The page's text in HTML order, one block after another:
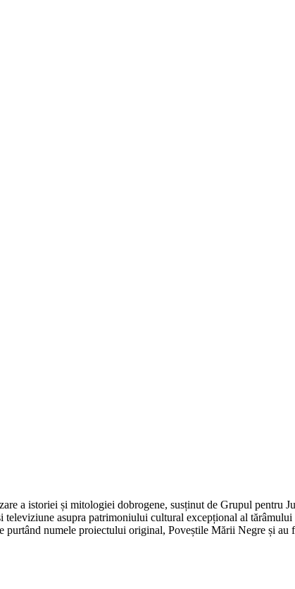
a istoriei și mitologiei dobrogene, susținut de Grupul pentru
asupra patrimoniului cultural excepțional al
numele proiectului original, Poveștile Mării Negre și